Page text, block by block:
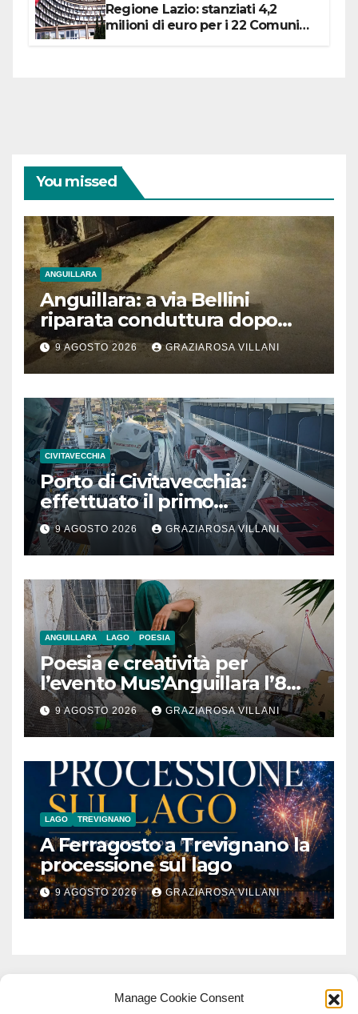
Manage Cookie Consent
Regione Lazio: stanziati 4,2
milioni di euro per i 22 Comuni
You missed
ANGUILLARA
Anguillara: a via Bellini
riparata conduttura dopo
segnalazione IdD
9 AGOSTO 2026 GRAZIAROSA VILLANI
CIVITAVECCHIA
Porto di Civitavecchia:
effettuato il primo
rifornimento di GNL ad una
nave da crociera
9 AGOSTO 2026 GRAZIAROSA VILLANI
ANGUILLARA LAGO POESIA
Poesia e creatività per
l’evento Mus’Anguillara l’8
agosto 2026 al Museo
Contadino
9 AGOSTO 2026 GRAZIAROSA VILLANI
LAGO TREVIGNANO
A Ferragosto a Trevignano la
processione sul lago
9 AGOSTO 2026 GRAZIAROSA VILLANI